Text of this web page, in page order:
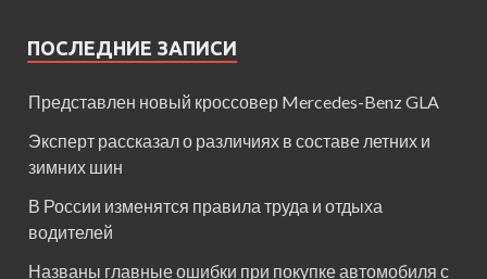
ПОСЛЕДНИЕ ЗАПИСИ
Представлен новый кроссовер Mercedes-Benz GLA
Эксперт рассказал о различиях в составе летних и
зимних шин
В России изменятся правила труда и отдыха
водителей
Названы главные ошибки при покупке автомобиля с